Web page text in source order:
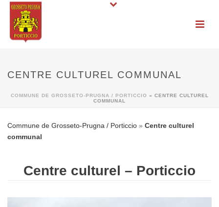
CENTRE CULTUREL COMMUNAL
COMMUNE DE GROSSETO-PRUGNA / PORTICCIO » CENTRE CULTUREL
COMMUNAL
Commune de Grosseto-Prugna / Porticcio » Centre culturel
communal
Centre culturel – Porticcio